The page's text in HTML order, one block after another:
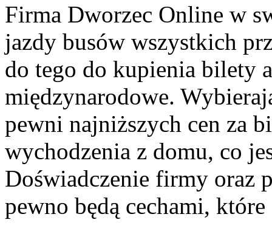
Firma Dworzec Online w
jazdy busów wszystkich
do tego do kupienia bilety
międzynarodowe.
pewni najniższych cen za
wychodzenia z domu, co
Doświadczenie firmy oraz
pewno będą cechami,